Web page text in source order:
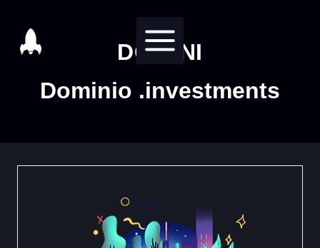
contenuto
DOMINI
Dominio .investments